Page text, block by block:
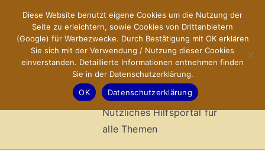
springen
X-Sites.de
–
Hilfsportal
Nützliches Hilfsportal für
alle Themen
Diese Website benutzt eigene Cookies um die Nutzung der
Seite zu erleichtern, sowie Cookies von Drittanbietern
(Google) für Werbezwecke. Durch Bestätigung mit OK erklären
Sie sich mit der Verwendung / Nutzung dieser Cookies
einverstanden. Detaillierte Informationen entnehmen finden
Sie in der Datenschutzerklärung.
OK
Datenschutzerklärung